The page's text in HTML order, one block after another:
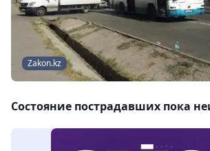
Zakon.kz
Состояние пострадавших пока